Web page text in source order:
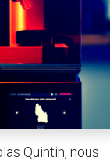
Quintin, nous